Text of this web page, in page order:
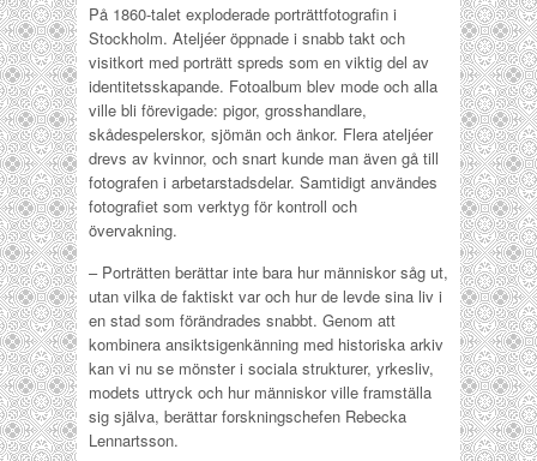
På 1860-talet exploderade porträttfotografin i
Stockholm. Ateljéer öppnade i snabb takt och
visitkort med porträtt spreds som en viktig del av
identitetsskapande. Fotoalbum blev mode och alla
ville bli förevigade: pigor, grosshandlare,
skådespelerskor, sjömän och änkor. Flera ateljéer
drevs av kvinnor, och snart kunde man även gå till
fotografen i arbetarstadsdelar. Samtidigt användes
fotografiet som verktyg för kontroll och
övervakning.
– Porträtten berättar inte bara hur människor såg ut,
utan vilka de faktiskt var och hur de levde sina liv i
en stad som förändrades snabbt. Genom att
kombinera ansiktsigenkänning med historiska arkiv
kan vi nu se mönster i sociala strukturer, yrkesliv,
modets uttryck och hur människor ville framställa
sig själva, berättar forskningschefen Rebecka
Lennartsson.